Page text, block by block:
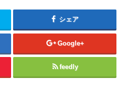
シェア
Google+
feedly